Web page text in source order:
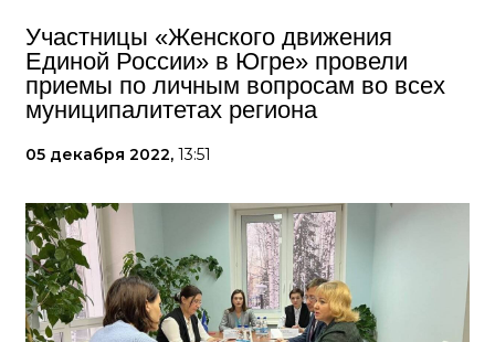
Участницы «Женского движения
Единой России» в Югре» провели
приемы по личным вопросам во всех
муниципалитетах региона
05 декабря 2022, 13:51